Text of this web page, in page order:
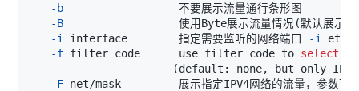
-b
-B
                  使用Byte展示流量情况
(默认展示
-i
interface        指定需要监听的网络端口 -i
-f filter code      use filter code to select
(default: none, but only IP
-F